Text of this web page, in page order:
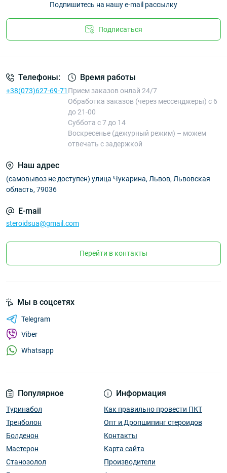
Подпишитесь на нашу e-mail рассылку
Подписаться
Телефоны:
+38(073)627-69-71
Время работы
Прием заказов онлай 24/7
Обработка заказов (через мессенджеры) с 6
до 21-00
Суббота с 7 до 14
Воскресенье (дежурный режим) – можем
отвечать с задержкой
Наш адрес
(самовывоз не доступен) улица Чукарина, Львов, Львовская
область, 79036
E-mail
steroidsua@gmail.com
Перейти в контакты
Популярное
Туринабол
Тренболон
Болденон
Мастерон
Станозолол
Информация
Как правильно провести ПКТ
Опт и Дропшипинг стероидов
Контакты
Карта сайта
Производители
Мы в соцсетях
Telegram
Viber
Whatsapp